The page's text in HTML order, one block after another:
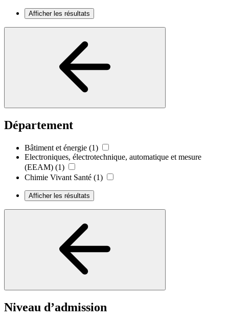
Afficher les résultats
Département
Bâtiment et énergie (1)
Electroniques, électrotechnique, automatique et mesure
(EEAM) (1)
Chimie Vivant Santé (1)
Afficher les résultats
Niveau d’admission